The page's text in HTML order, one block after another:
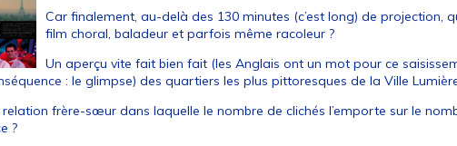
Car finalement, au-delà des 130 minutes (c’est long) de projection,
film choral, baladeur et parfois même racoleur ?
Un aperçu vite fait bien fait (les Anglais ont un mot pour ce
: le glimpse) des quartiers les plus pittoresques de la Ville
relation frère-sœur dans laquelle le nombre de clichés l’emporte sur le
?